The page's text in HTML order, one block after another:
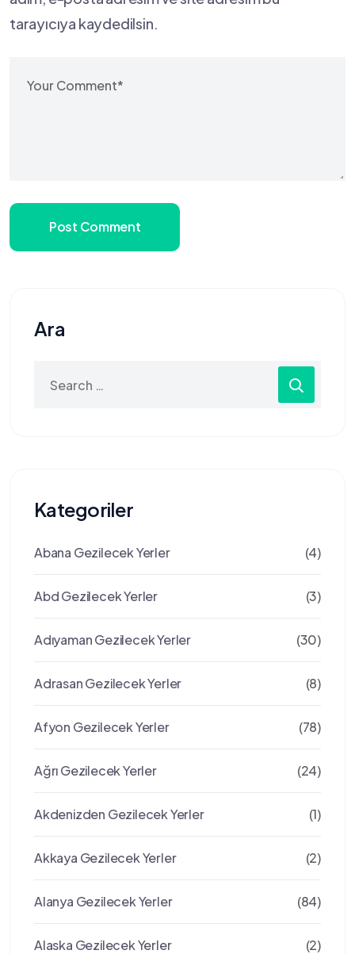
tarayıcıya kaydedilsin.
Post Comment
Ara
for:
Kategoriler
Abana Gezilecek Yerler (4)
Abd Gezilecek Yerler (3)
Adıyaman Gezilecek Yerler (30)
Adrasan Gezilecek Yerler (8)
Afyon Gezilecek Yerler (78)
Ağrı Gezilecek Yerler (24)
Akdenizden Gezilecek Yerler (1)
Akkaya Gezilecek Yerler (2)
Alanya Gezilecek Yerler (84)
Alaska Gezilecek Yerler (2)